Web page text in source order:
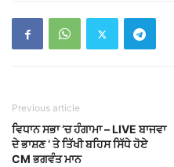
Previous article
ਵਿਧਾਨ ਸਭਾ ‘ਚ ਹੰਗਾਮਾ – LIVE ਬਾਜਵਾ
ਦੇ ਭਾਸ਼ਣ ‘ ਤੇ ਤਿੱਖੀ ਬਹਿਸ ਸਿੱਧੇ ਹੋਏ
CM ਭਗਵੰਤ ਮਾਨ